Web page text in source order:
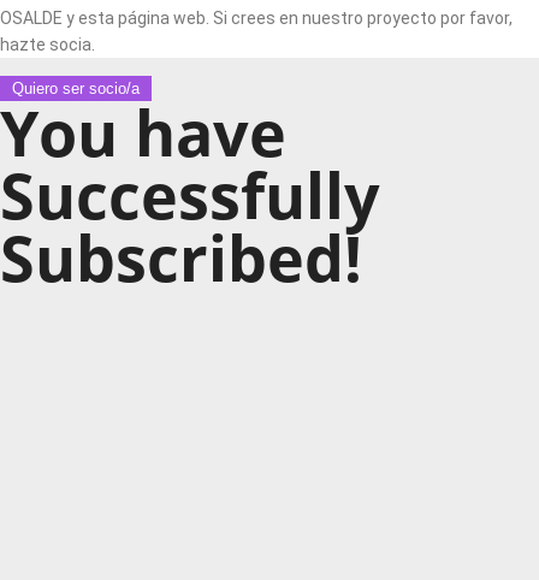
OSALDE y esta página web. Si crees en nuestro proyecto por favor,
hazte socia.
Quiero ser socio/a
You have
Successfully
Subscribed!